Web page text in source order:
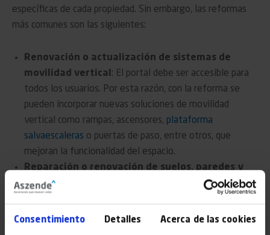
Consentimiento Detalles Acerca de las cookies
específicas de cada propiedad. Sin embargo, las reformas
más comunes son las siguientes:
Renovación o actualización de sistemas de
movilidad vertical: El portal debe ser accesible para
todos los usuarios. Por esta razón, con la reforma se
pueden incorporar nuevas soluciones de movilidad
vertical como rampas, ascensores, plataforma
salvaescaleras o puertas de paso, entre otros, que
mejoran la funcionalidad del espacio.
Reparación o renovación de suelos, paredes y
techos
: Mantener en excelentes condiciones la
reforma de portal de comunidad. Por esta razón,